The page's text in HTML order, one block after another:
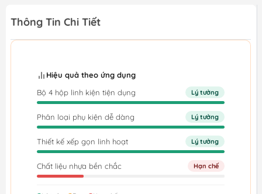
Thông Tin Chi Tiết
Hiệu quả theo ứng dụng
Bộ 4 hộp linh kiện tiện dụng
Lý tưởng
Phân loại phụ kiện dễ dàng Lý tưởng
Thiết kế xếp gọn linh hoạt Lý tưởng
Chất liệu nhựa bền chắc Hạn chế